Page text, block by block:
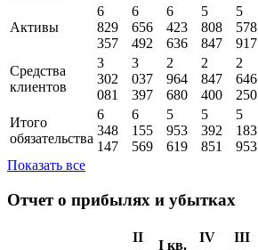
Чистые
инвестиции
525
203
238
055
318
266
838
189
423
683
Активы
6
829
357
6
656
492
6
423
636
5
808
847
5
578
917
Средства
клиентов
3
302
081
3
037
397
2
964
680
2
847
400
2
646
250
обязательства
348
147
569
953
619
851